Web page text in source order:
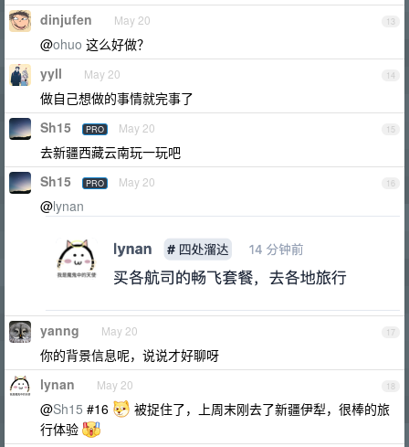
13
dinjufen May 20
@ohuo 这么好做？
14
yyll May 20
做自己想做的事情就完事了
15
Sh15 PRO May 20
去新疆西藏云南玩一玩吧
16
Sh15 PRO May 20
@lynan
17
yanng May 20
你的背景信息呢，说说才好聊呀
18
lynan May 20
@Sh15 #16
被捉住了，上周末刚去了新疆伊犁，很棒的旅
行体验